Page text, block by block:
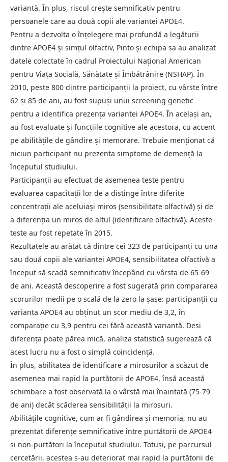
variantă. În plus, riscul crește semnificativ pentru
persoanele care au două copii ale variantei APOE4.
Pentru a dezvolta o înțelegere mai profundă a legăturii
dintre APOE4 și simțul olfactiv, Pinto și echipa sa au analizat
datele colectate în cadrul Proiectului Național American
pentru Viața Socială, Sănătate și Îmbătrânire (NSHAP). În
2010, peste 800 dintre participanții la proiect, cu vârste între
62 și 85 de ani, au fost supuși unui screening genetic
pentru a identifica prezența variantei APOE4. În același an,
au fost evaluate și funcțiile cognitive ale acestora, cu accent
pe abilitățile de gândire și memorare. Trebuie menționat că
niciun participant nu prezenta simptome de demență la
începutul studiului.
Participanții au efectuat de asemenea teste pentru
evaluarea capacitații lor de a distinge între diferite
concentrații ale aceluiași miros (sensibilitate olfactivă) și de
a diferenția un miros de altul (identificare olfactivă). Aceste
teste au fost repetate în 2015.
Rezultatele au arătat că dintre cei 323 de participanți cu una
sau două copii ale variantei APOE4, sensibilitatea olfactivă a
început să scadă semnificativ începând cu vârsta de 65-69
de ani. Această descoperire a fost sugerată prin compararea
scorurilor medii pe o scală de la zero la șase: participanții cu
varianta APOE4 au obținut un scor mediu de 3,2, în
comparație cu 3,9 pentru cei fără această variantă. Desi
diferența poate părea mică, analiza statistică sugerează că
acest lucru nu a fost o simplă coincidență.
În plus, abilitatea de identificare a mirosurilor a scăzut de
asemenea mai rapid la purtătorii de APOE4, însă această
schimbare a fost observată la o vârstă mai înaintată (75-79
de ani) decât scăderea sensibilității la mirosuri.
Abilitățile cognitive, cum ar fi gândirea și memoria, nu au
prezentat diferențe semnificative între purtătorii de APOE4
și non-purtători la începutul studiului. Totuși, pe parcursul
cercetării, acestea s-au deteriorat mai rapid la purtătorii de